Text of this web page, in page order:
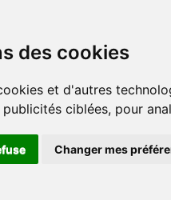
des cookies
et d'autres
publicités ciblées, pour
Changer mes